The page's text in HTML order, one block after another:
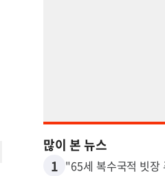
많이 본 뉴스
1